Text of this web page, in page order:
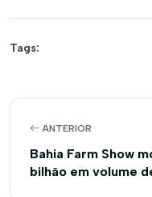
Tags:
ANTERIOR
Bahia Farm Show
bilhão em volume